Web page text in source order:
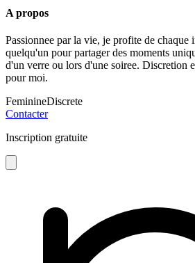
A propos
Passionnee par la vie, je profite de chaque
quelqu'un pour partager des moments
d'un verre ou lors d'une soiree. Discretion
pour moi.
FeminineDiscrete
Contacter
Inscription gratuite